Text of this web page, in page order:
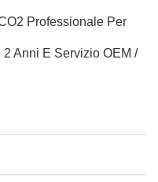
Professionale Per
Anni E Servizio OEM /